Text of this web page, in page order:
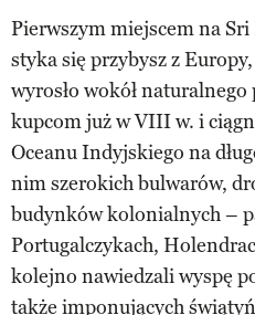
Pierwszym miejscem na
styka się przybysz z
wyrosło wokół
kupcom już w VIII w. i
Oceanu Indyjskiego na
nim szerokich bulwarów,
budynków kolonialnych –
Portugalczykach,
kolejno nawiedzali wyspę
także imponujących